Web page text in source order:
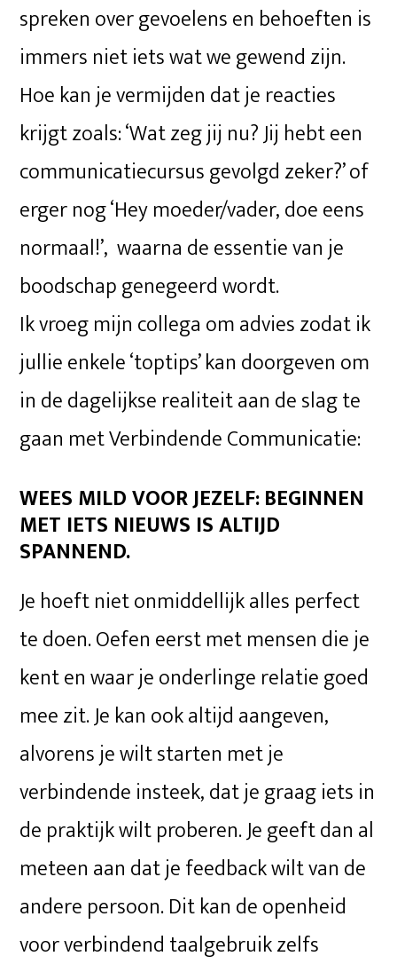
spreken over gevoelens en behoeften is
immers niet iets wat we gewend zijn.
Hoe kan je vermijden dat je reacties
krijgt zoals: ‘Wat zeg jij nu? Jij hebt een
communicatiecursus gevolgd zeker?’ of
erger nog ‘Hey moeder/vader, doe eens
normaal!’, waarna de essentie van je
boodschap genegeerd wordt.
Ik vroeg mijn collega om advies zodat ik
jullie enkele ‘toptips’ kan doorgeven om
in de dagelijkse realiteit aan de slag te
gaan met Verbindende Communicatie:
WEES MILD VOOR JEZELF:BEGINNEN
MET IETS NIEUWS IS ALTIJD
SPANNEND.
Je hoeft niet onmiddellijk alles perfect
te doen. Oefen eerst met mensen die je
kent en waar je onderlinge relatie goed
mee zit. Je kan ook altijd aangeven,
alvorens je wilt starten met je
verbindende insteek, dat je graag iets in
de praktijk wilt proberen. Je geeft dan al
meteen aan dat je feedback wilt van de
andere persoon. Dit kan de openheid
voor verbindend taalgebruik zelfs